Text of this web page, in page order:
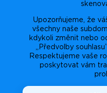
Upozorňujeme, že
všechny naše
kdykoli změnit nebo
„Předvolby
Respektujeme vaše
poskytovat vám